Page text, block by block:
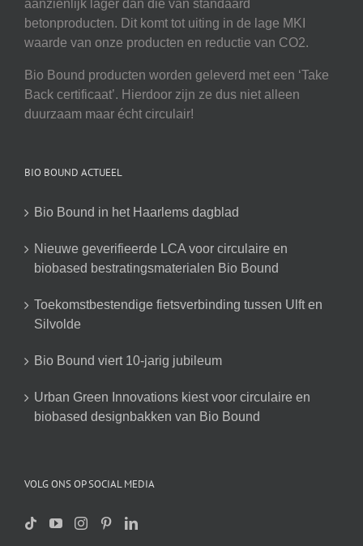
aanzienlijk lager dan die van standaard
betonproducten. Dit komt tot uiting in de lage MKI
waarde van onze producten en reductie van CO2.
Bio Bound producten worden geleverd met een ‘Take
Back certificaat’. Hierdoor zijn ze dus niet alleen
duurzaam maar écht circulair!
BIO BOUND ACTUEEL
Bio Bound in het Haarlems dagblad
Nieuwe geverifieerde LCA voor circulaire en
biobased bestratingsmaterialen Bio Bound
Toekomstbestendige fietsverbinding tussen Ulft en
Silvolde
Bio Bound viert 10-jarig jubileum
Urban Green Innovations kiest voor circulaire en
biobased designbakken van Bio Bound
VOLG ONS OP SOCIAL MEDIA